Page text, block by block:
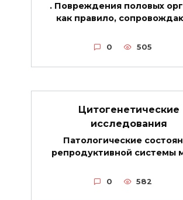
. Повреждения половых
как правило,
0 505
Цитогенетические
исследования
Патологические
репродуктивной системы
0 582